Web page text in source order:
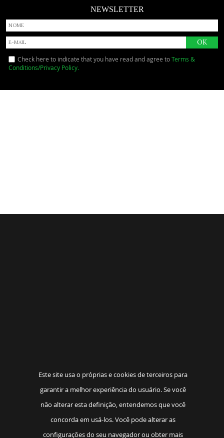
Este site usa o próprias e cookies de terceiros para
garantir a melhor experiência do usuário. Se você
não alterar esta definição, entendemos que você
concorda em usá-los. Você pode alterar as
configurações do seu navegador ou obter mais
NEWSLETTER
Check here to indicate that you have read and agree toTerms &
Conditions/Privacy Policy.